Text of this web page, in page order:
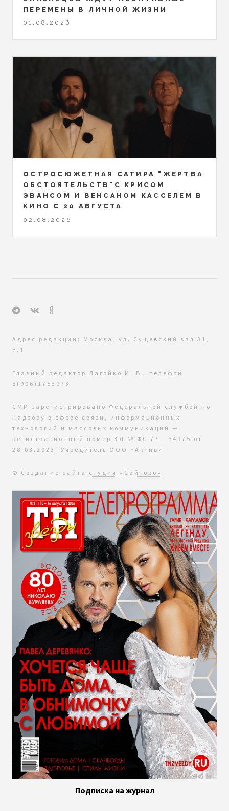
ПЕРЕМЕНЫ В ЛИЧНОЙ ЖИЗНИ
01.08.2026
ОСТРОСЮЖЕТНАЯ САТИРА "ЖЕРТВА
ОБСТОЯТЕЛЬСТВ"С КРИСОМ
ЭВАНСОМ И ВЕНСАНОМ КАССЕЛЕМ В
КИНО С 20 АВГУСТА
02.08.2026
Адрес редакции: Москва, ул. Сущевский вал 31,
с.1
Главный редактор Лагойко И. В., телефон
8(906)1753973
СМИ зарегистрировано Федеральной службой по
надзору в сфере связи, информационных
технологий и массовых коммуникаций —
регистрационный номер ЭЛ № ФС 77 - 84975 от
28.03.2023. Учредитель ООО «Актив»
© Создание сайта студия «Сайтово»
Подписка на журнал